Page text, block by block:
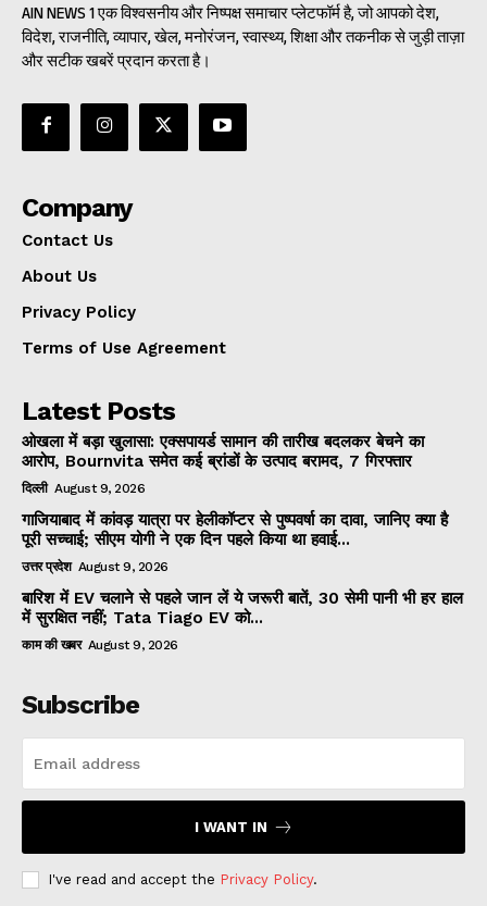
AIN NEWS 1 एक विश्वसनीय और निष्पक्ष समाचार प्लेटफॉर्म है, जो आपको देश,
विदेश, राजनीति, व्यापार, खेल, मनोरंजन, स्वास्थ्य, शिक्षा और तकनीक से जुड़ी ताज़ा
और सटीक खबरें प्रदान करता है।
Company
Contact Us
About Us
Privacy Policy
Terms of Use Agreement
Latest Posts
ओखला में बड़ा खुलासा: एक्सपायर्ड सामान की तारीख बदलकर बेचने का
आरोप, Bournvita समेत कई ब्रांडों के उत्पाद बरामद, 7 गिरफ्तार
दिल्ली August 9, 2026
गाजियाबाद में कांवड़ यात्रा पर हेलीकॉप्टर से पुष्पवर्षा का दावा, जानिए क्या है
पूरी सच्चाई; सीएम योगी ने एक दिन पहले किया था हवाई...
उत्तर प्रदेश August 9, 2026
बारिश में EV चलाने से पहले जान लें ये जरूरी बातें, 30 सेमी पानी भी हर हाल
में सुरक्षित नहीं; Tata Tiago EV को...
काम की खबर August 9, 2026
Subscribe
I WANT IN
I've read and accept the Privacy Policy.